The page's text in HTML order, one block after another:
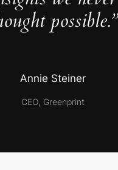
possible.”
Annie Steiner
CEO, Greenprint